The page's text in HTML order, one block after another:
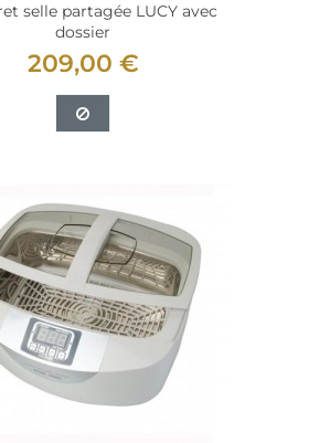
selle partagée LUCY avec
dossier
209,00 €